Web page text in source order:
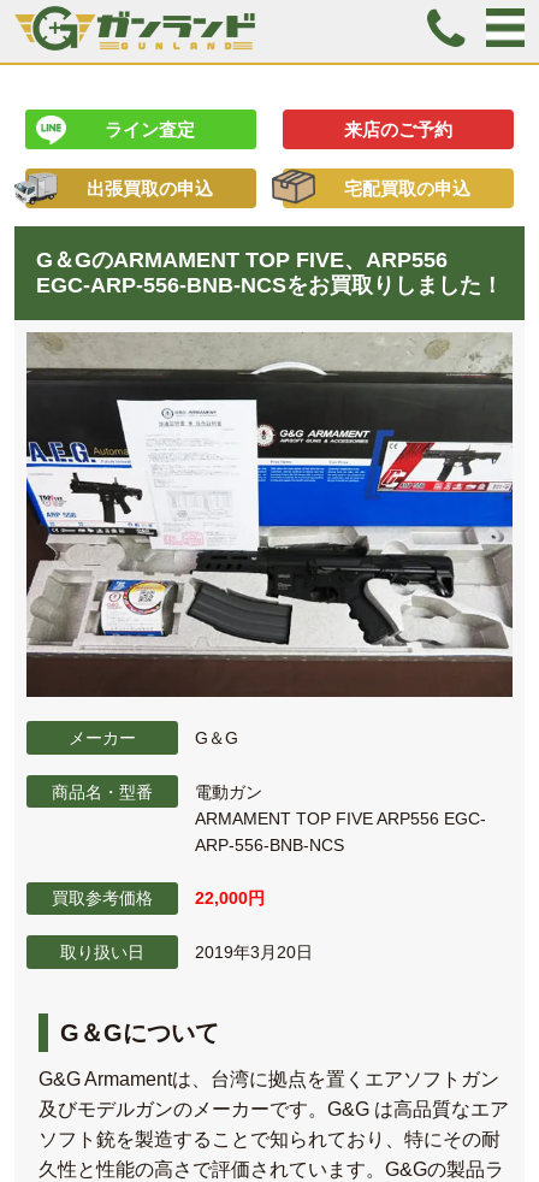
ライン査定 来店のご予約
出張買取の申込 宅配買取の申込
G＆GのARMAMENT TOP FIVE、ARP556
EGC-ARP-556-BNB-NCSをお買取りしました！
メーカー G＆G
商品名・型番
電動ガン
ARMAMENT TOP FIVE ARP556 EGC-
ARP-556-BNB-NCS
買取参考価格 22,000円
取り扱い日 2019年3月20日
G＆Gについて
G&G Armamentは、台湾に拠点を置くエアソフトガン
及びモデルガンのメーカーです。G&G は高品質なエア
ソフト銃を製造することで知られており、特にその耐
久性と性能の高さで評価されています。G&Gの製品ラ